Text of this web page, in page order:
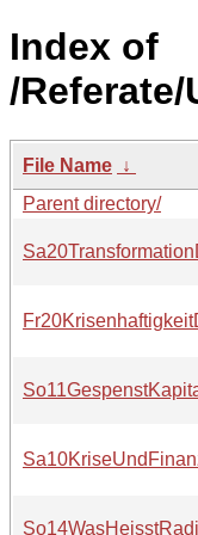
Index of
/Referate/
File Name ↓
Parent directory/